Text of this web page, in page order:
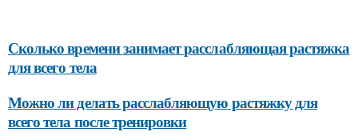
Сколько времени занимает расслабляющая растяжка
для всего тела
Можно ли делать расслабляющую растяжку для
всего тела после тренировки